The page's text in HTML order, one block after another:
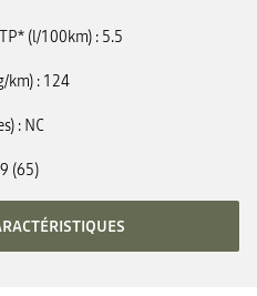
(l/100km) 5.5
km) 124
NC
(65)